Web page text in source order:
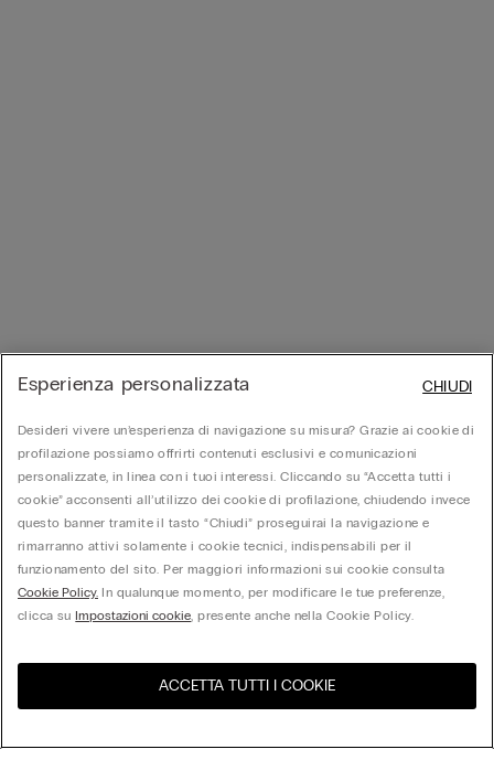
Visita l'e-store del tuo paese United States
Esperienza personalizzata
Desideri vivere un’esperienza di navigazione su misura? Grazie ai cookie di
profilazione possiamo offrirti contenuti esclusivi e comunicazioni
personalizzate, in linea con i tuoi interessi. Cliccando su “Accetta tutti i
cookie” acconsenti all’utilizzo dei cookie di profilazione, chiudendo invece
questo banner tramite il tasto “Chiudi” proseguirai la navigazione e
rimarranno attivi solamente i cookie tecnici, indispensabili per il
funzionamento del sito. Per maggiori informazioni sui cookie consulta
Cookie Policy. In qualunque momento, per modificare le tue preferenze,
clicca suImpostazioni cookie, presente anche nella Cookie Policy.
ACCETTA TUTTI I COOKIE
CHIUDI